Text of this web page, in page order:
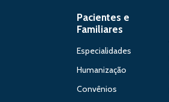
Pacientes e
Familiares
Especialidades
Humanização
Convênios